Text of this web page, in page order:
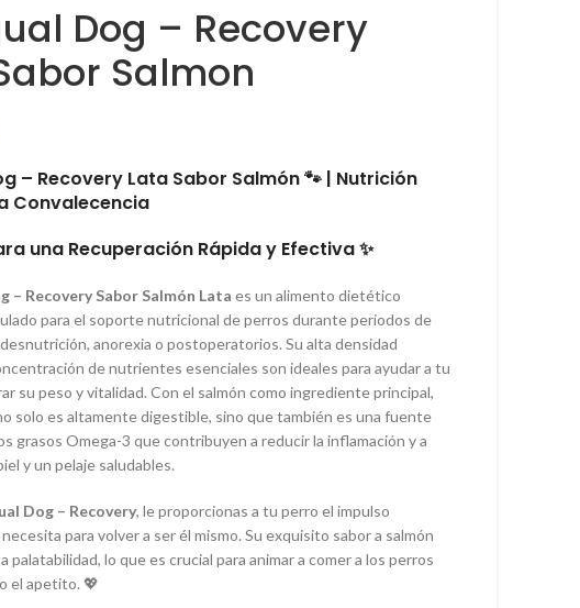
Dog – Recovery
Salmon
– Recovery Lata Sabor Salmón 🐾 | Nutrición
Convalecencia
una Recuperación Rápida y Efectiva ✨
– Recovery Sabor Salmón Lata es un alimento dietético
para el soporte nutricional de perros durante periodos de
anorexia o postoperatorios. Su alta densidad
de nutrientes esenciales son ideales para ayudar a tu
su peso y vitalidad. Con el salmón como ingrediente principal,
solo es altamente digestible, sino que también es una fuente
grasos Omega-3 que contribuyen a reducir la inflamación y a
y un pelaje saludables.
Dog – Recovery, le proporcionas a tu perro el impulso
para volver a ser él mismo. Su exquisito sabor a salmón
palatabilidad, lo que es crucial para animar a comer a los perros
el apetito. 💖